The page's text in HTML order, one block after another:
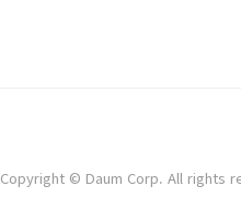
Copyright © Daum Corp. All rights